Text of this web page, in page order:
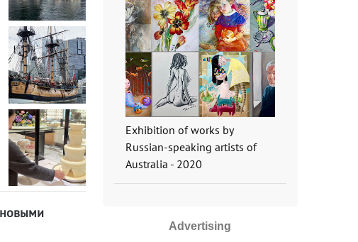
новыми
Exhibition of works by
Russian-speaking artists of
Australia - 2020
Advertising